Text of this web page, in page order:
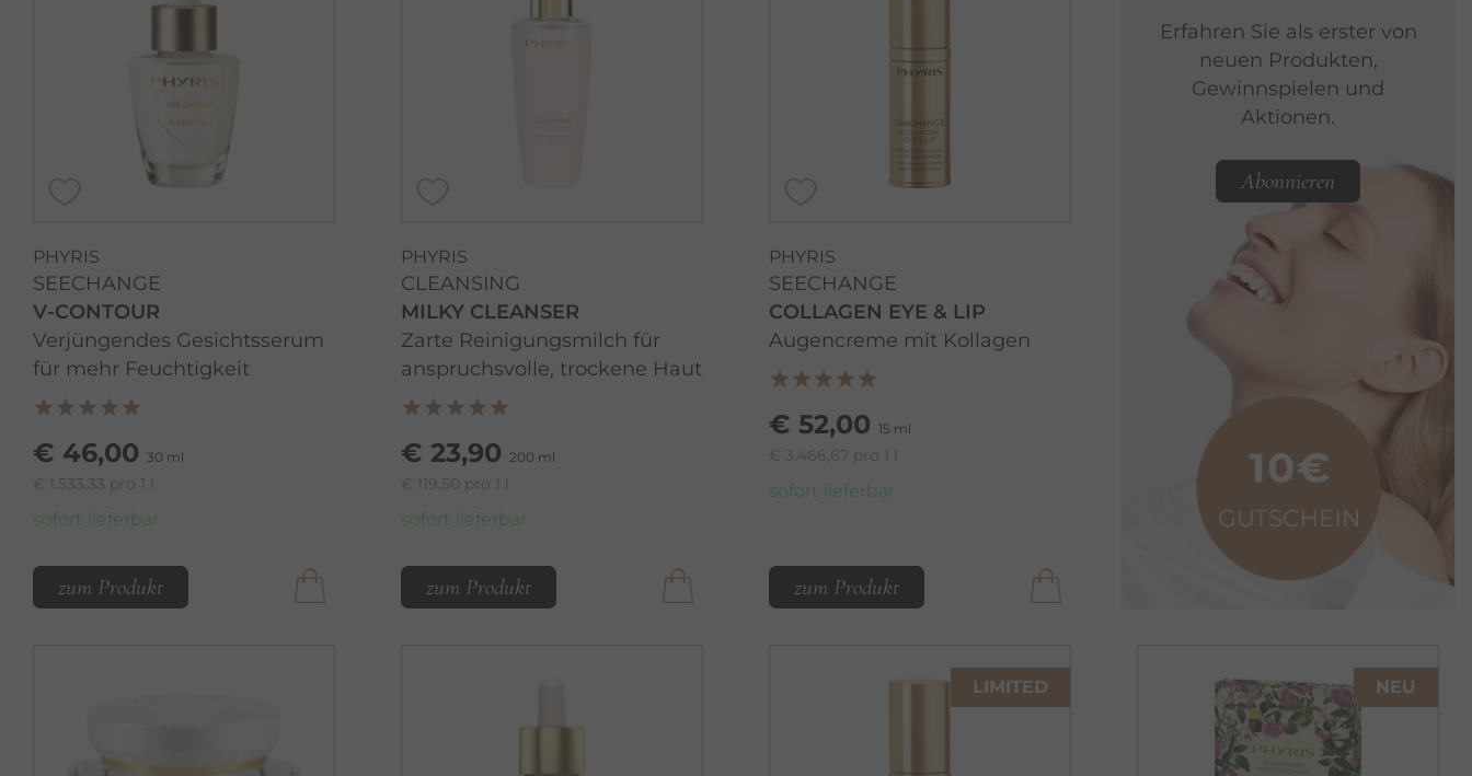
PHYRIS
SEECHANGE
V-CONTOUR
Verjüngendes Gesichtsserum
für mehr Feuchtigkeit
€ 46,00 30 ml
€ 1.533,33 pro 1 l
sofort lieferbar
zum Produkt
PHYRIS
CLEANSING
MILKY CLEANSER
Zarte Reinigungsmilch für
anspruchsvolle, trockene Haut
€ 23,90 200 ml
€ 119,50 pro 1 l
sofort lieferbar
zum Produkt
PHYRIS
SEECHANGE
COLLAGEN EYE & LIP
Augencreme mit Kollagen
€ 52,00 15 ml
€ 3.466,67 pro 1 l
sofort lieferbar
zum Produkt
Erfahren Sie als erster von
neuen Produkten,
Gewinnspielen und
Aktionen.
Abonnieren
LIMITED NEU